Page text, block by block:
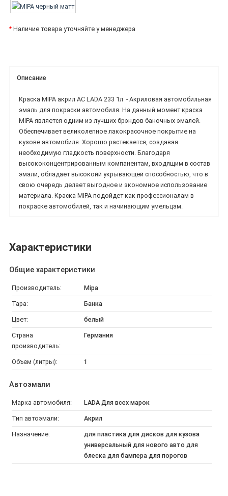
* Наличие товара уточняйте у менеджера
Описание
Краска MIPA акрил AC LADA 233 1л - Акриловая автомобильная
эмаль для покраски автомобиля. На данный момент краска
MIPA является одним из лучших брэндов баночных эмалей.
Обеспечивает великолепное лакокрасочное покрытие на
кузове автомобиля. Хорошо растекается, создавая
необходимую гладкость поверхности. Благодаря
высококонцентрированным компанентам, входящим в состав
эмали, обладает высокойй укрывающей способностью, что в
свою очередь делает выгодное и экономное использование
материала. Краска MIPA подойдет как профессионалам в
покраске автомобилей, так и начинающим умельцам.
Характеристики
Общие характеристики
Производитель: Mipa
Тара: Банка
Цвет: белый
Страна
производитель:
Германия
Объем (литры): 1
Автоэмали
Марка автомобиля: LADA Для всех марок
Тип автоэмали: Акрил
Назначение:
для пластика для дисков для кузова
универсальный для нового авто для
блеска для бампера для порогов